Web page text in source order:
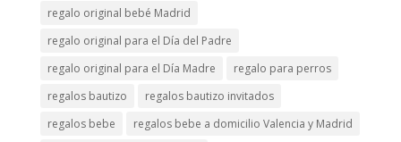
regalo original bebé Madrid
regalo original para el Día del Padre
regalo original para el Día Madre
regalo para perros
regalos bautizo
regalos bautizo invitados
regalos bebe
regalos bebe a domicilio Valencia y Madrid